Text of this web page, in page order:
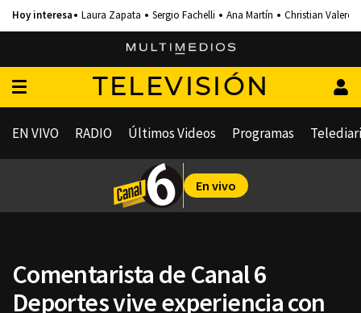
Laura Zapata Sergio Fachelli Ana Martín Christian Valero
TELEVISIÓN
EN VIVO RADIO Últimos Videos Programas
En vivo
Comentarista de Canal 6
Deportes vive experiencia con